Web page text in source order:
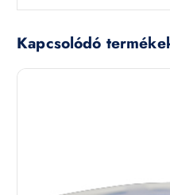
Kapcsolódó